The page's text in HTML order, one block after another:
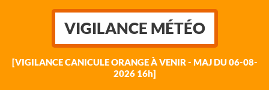
VIGILANCE MÉTÉO
[VIGILANCE CANICULE ORANGE À VENIR - MAJ DU 06-08-
2026 16h]